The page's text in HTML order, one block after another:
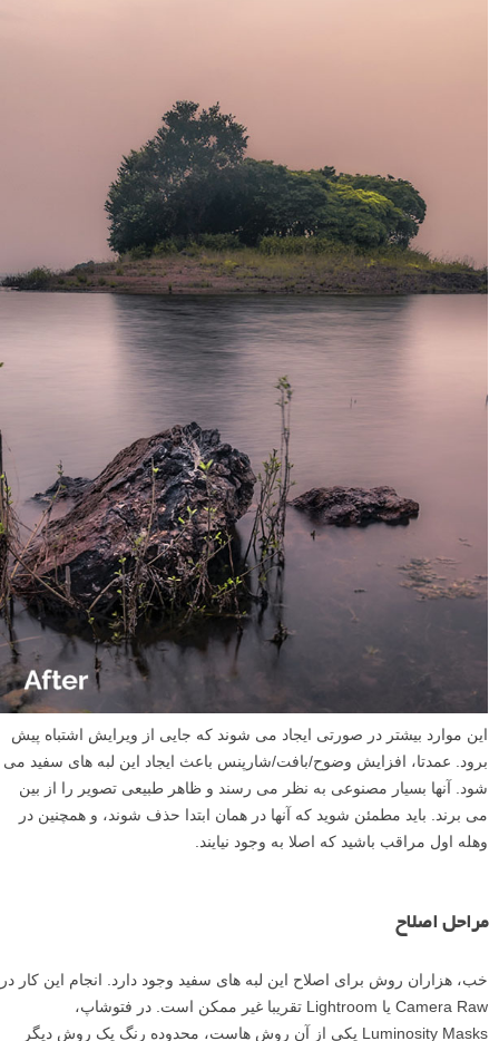
این موارد بیشتر در صورتی ایجاد می شوند که جایی از ویرایش اشتباه پیش
برود. عمدتا، افزایش وضوح/بافت/شارپنس باعث ایجاد این لبه های سفید می
شود. آنها بسیار مصنوعی به نظر می رسند و ظاهر طبیعی تصویر را از بین
می برند. باید مطمئن شوید که آنها در همان ابتدا حذف شوند، و همچنین در
وهله اول مراقب باشید که اصلا به وجود نیایند.
مراحل اصلاح
خب، هزاران روش برای اصلاح این لبه های سفید وجود دارد. انجام این کار در
Camera Raw یا Lightroom تقریبا غیر ممکن است. در فتوشاپ،
Luminosity Masks یکی از آن روش هاست، محدوده رنگ یک روش دیگر